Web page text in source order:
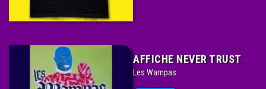
AFFICHE NEVER TRUST
Les Wampas